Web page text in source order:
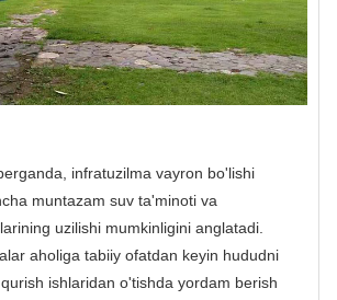
infratuzilma vayron bo'lishi
muntazam suv ta'minoti va
uzilishi mumkinligini anglatadi.
aholiga tabiiy ofatdan keyin hududni
ishlaridan o'tishda yordam berish